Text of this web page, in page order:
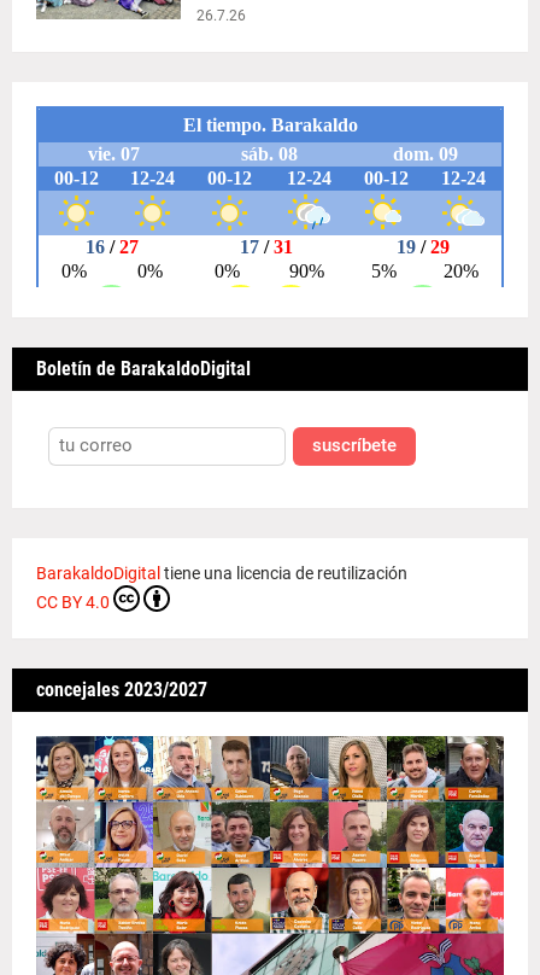
26.7.26
Boletín de BarakaldoDigital
suscríbete
BarakaldoDigital tiene una licencia de reutilización
CC BY 4.0
concejales 2023/2027